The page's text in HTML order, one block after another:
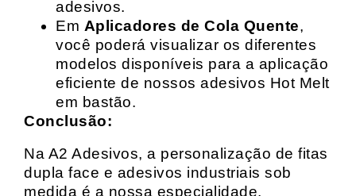
adesivos.
Em Aplicadores de Cola Quente,
você poderá visualizar os diferentes
modelos disponíveis para a aplicação
eficiente de nossos adesivos Hot Melt
em bastão.
Conclusão:
Na A2 Adesivos, a personalização de fitas
dupla face e adesivos industriais sob
medida é a nossa especialidade.